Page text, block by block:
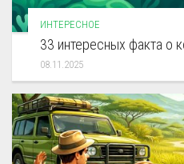
ИНТЕРЕСНОЕ
33 интересных факта о
08.11.2025